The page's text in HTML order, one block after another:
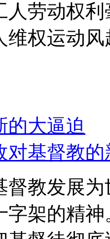
人劳动权
维权运动
的大逼迫
基督教的
督教发展
字架的精